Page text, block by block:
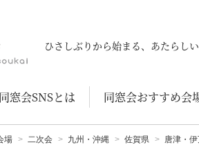
ひさしぶりから始まる、あたらし
同窓会SNSとは 同窓会おすすめ会
場 二次会 九州・沖縄 佐賀県 唐津・